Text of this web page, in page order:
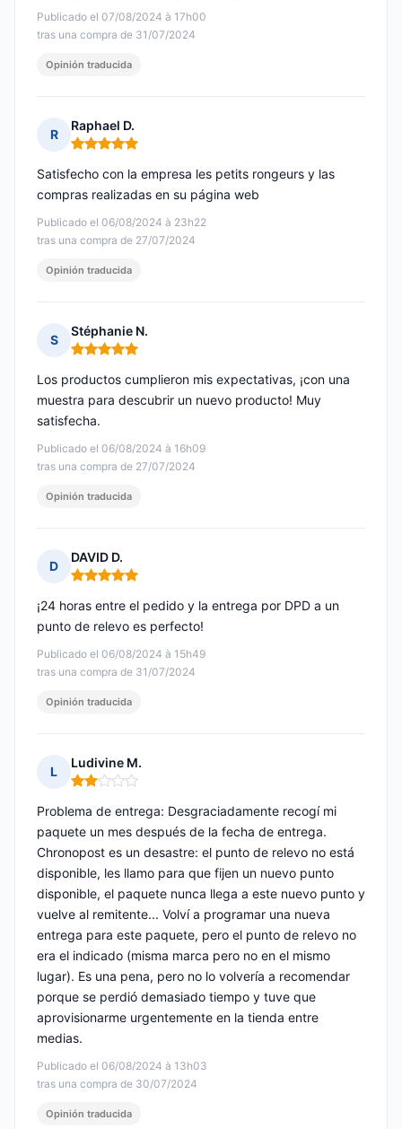
Publicado el 07/08/2024 à 17h00
tras una compra de 31/07/2024
Opinión traducida
R
Raphael D.
Nota: 5 de 5
Publicado el 06/08/2024 à 23h22
tras una compra de 27/07/2024
Satisfecho con la empresa les petits rongeurs y las
compras realizadas en su página web
Opinión traducida
S
Stéphanie N.
Nota: 5 de 5
Publicado el 06/08/2024 à 16h09
tras una compra de 27/07/2024
Los productos cumplieron mis expectativas, ¡con una
muestra para descubrir un nuevo producto! Muy
satisfecha.
Opinión traducida
D
DAVID D.
Nota: 5 de 5
Publicado el 06/08/2024 à 15h49
tras una compra de 31/07/2024
¡24 horas entre el pedido y la entrega por DPD a un
punto de relevo es perfecto!
Opinión traducida
L
Ludivine M.
Nota: 2 de 5
Publicado el 06/08/2024 à 13h03
tras una compra de 30/07/2024
Problema de entrega: Desgraciadamente recogí mi
paquete un mes después de la fecha de entrega.
Chronopost es un desastre: el punto de relevo no está
disponible, les llamo para que fijen un nuevo punto
disponible, el paquete nunca llega a este nuevo punto y
vuelve al remitente... Volví a programar una nueva
entrega para este paquete, pero el punto de relevo no
era el indicado (misma marca pero no en el mismo
lugar). Es una pena, pero no lo volvería a recomendar
porque se perdió demasiado tiempo y tuve que
aprovisionarme urgentemente en la tienda entre
medias.
Opinión traducida